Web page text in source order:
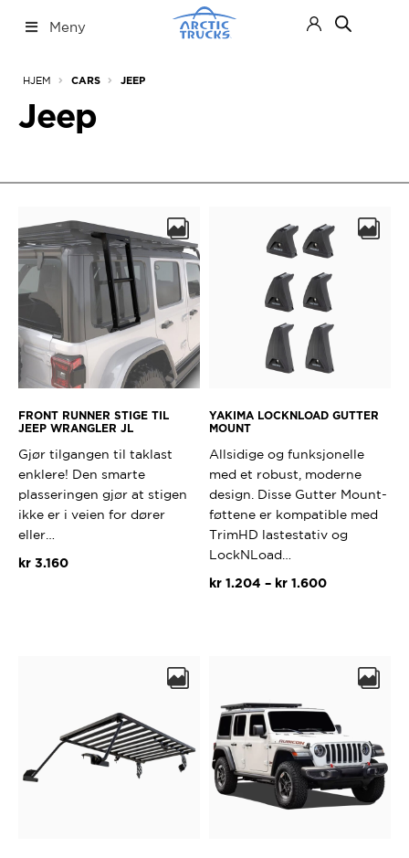
til
til
Meny
HJEM CARS JEEP
Jeep
FRONT RUNNER STIGE TIL
JEEP WRANGLER JL
Gjør tilgangen til taklast
enklere! Den smarte
plasseringen gjør at stigen
ikke er i veien for dører
eller…
kr3.160
YAKIMA LOCKNLOAD GUTTER
MOUNT
Allsidige og funksjonelle
med et robust, moderne
design. Disse Gutter Mount-
føttene er kompatible med
TrimHD lastestativ og
LockNLoad…
kr 1.204 – kr 1.600Prisområde:
flere
kan
velges